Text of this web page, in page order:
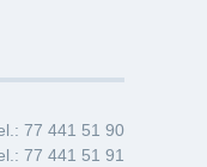
77 441 51 90
77 441 51 91